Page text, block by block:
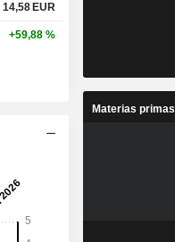
14,58 EUR
+59,88 %
Materias primas